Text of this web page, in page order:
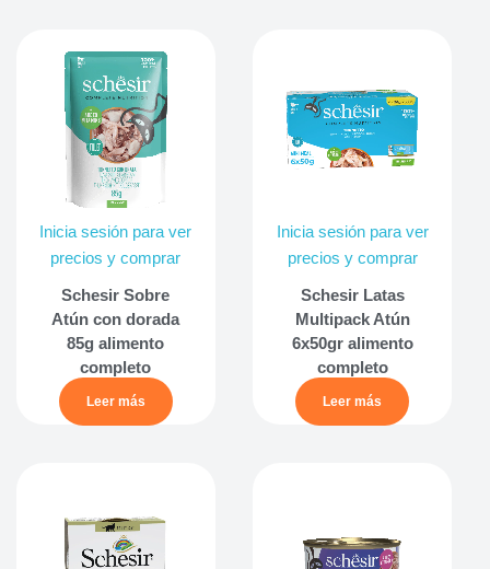
Inicia sesión para ver
precios y comprar
Schesir Sobre
Atún con dorada
85g alimento
completo
Leer más
Inicia sesión para ver
precios y comprar
Schesir Latas
Multipack Atún
6x50gr alimento
completo
Leer más